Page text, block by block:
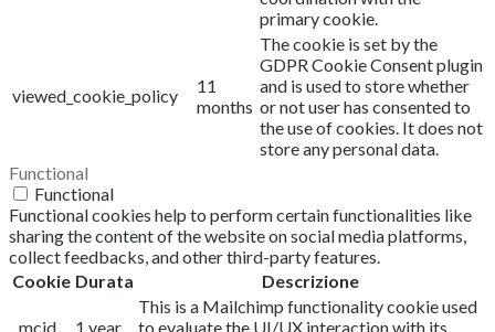
primary cookie.
viewed_cookie_policy
11
months
The cookie is set by the
GDPR Cookie Consent plugin
and is used to store whether
or not user has consented to
the use of cookies. It does not
store any personal data.
Functional
Functional
Functional cookies help to perform certain functionalities like
sharing the content of the website on social media platforms,
collect feedbacks, and other third-party features.
Cookie Durata Descrizione
_mcid 1 year
This is a Mailchimp functionality cookie used
to evaluate the UI/UX interaction with its